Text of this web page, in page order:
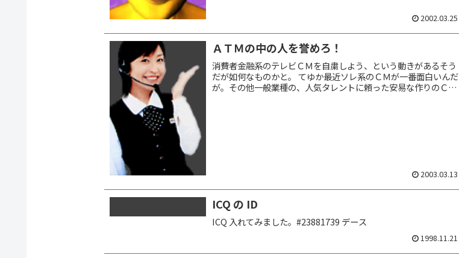
2002.03.25
ＡＴＭの中の人を誉めろ！
消費者金融系のテレビＣＭを自粛しよう、という動きがあるそう
だが如何なものかと。 てゆか最近ソレ系のＣＭが一番面白いんだ
が。その他一般業種の、人気タレントに頼った安易な作りのＣＭ
2003.03.13
ICQ の ID
ICQ 入れてみました。#23881739 デース
1998.11.21